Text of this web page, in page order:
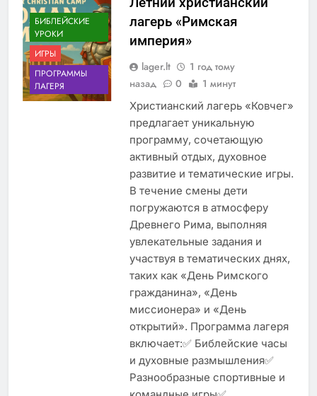
БИБЛЕЙСКИЕ
УРОКИ
ИГРЫ
ПРОГРАММЫ
ЛАГЕРЯ
лагерь «Римская
империя»
lager.lt
1 год тому
назад
0 1 минут
Христианский лагерь «Ковчег»
предлагает уникальную
программу, сочетающую
активный отдых, духовное
развитие и тематические игры.
В течение смены дети
погружаются в атмосферу
Древнего Рима, выполняя
увлекательные задания и
участвуя в тематических днях,
таких как «День Римского
гражданина», «День
миссионера» и «День
открытий». Программа лагеря
включает:✅ Библейские часы
и духовные размышления✅
Разнообразные спортивные и